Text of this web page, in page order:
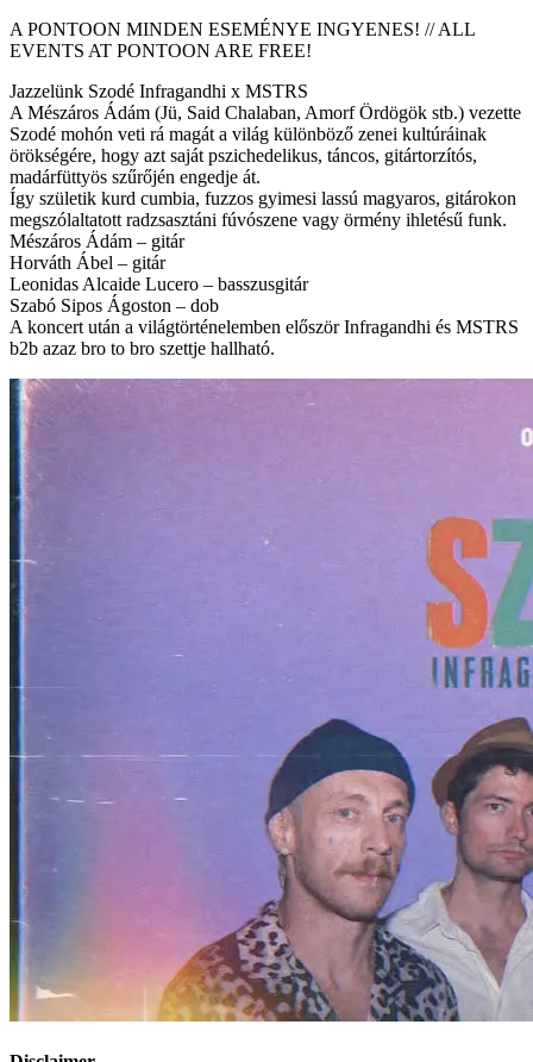
A PONTOON MINDEN ESEMÉNYE INGYENES! // ALL
EVENTS AT PONTOON ARE FREE!
Jazzelünk Szodé Infragandhi x MSTRS
A Mészáros Ádám (Jü, Said Chalaban, Amorf Ördögök stb.) vezette
Szodé mohón veti rá magát a világ különböző zenei kultúráinak
örökségére, hogy azt saját pszichedelikus, táncos, gitártorzítós,
madárfüttyös szűrőjén engedje át.
Így születik kurd cumbia, fuzzos gyimesi lassú magyaros, gitárokon
megszólaltatott radzsasztáni fúvószene vagy örmény ihletésű funk.
Mészáros Ádám – gitár
Horváth Ábel – gitár
Leonidas Alcaide Lucero – basszusgitár
Szabó Sipos Ágoston – dob
A koncert után a világtörténelemben először Infragandhi és MSTRS
b2b azaz bro to bro szettje hallható.